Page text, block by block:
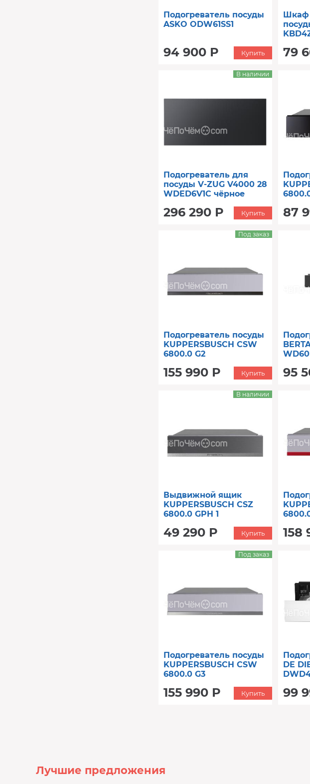
Подогреватель посуды
ASKO ODW61SS1
94 900 Р Купить
Шкаф
79
Подогреватель для
посуды V-ZUG V4000 28
WDED6V1C чёрное
296 290 Р
В наличии
Купить 87
Подогреватель посуды
KUPPERSBUSCH CSW
6800.0 G2
155 990 Р
Под заказ
Купить 95
Выдвижной ящик
KUPPERSBUSCH CSZ
6800.0 GPH 1
49 290 Р
В наличии
Купить 158
Подогреватель посуды
KUPPERSBUSCH CSW
6800.0 G3
155 990 Р
Под заказ
Купить
DE
99
Лучшие предложения